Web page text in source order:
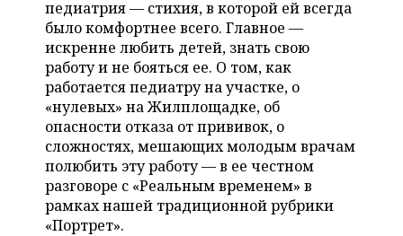
педиатрия — стихия, в которой ей всегда
было комфортнее всего. Главное —
искренне любить детей, знать свою
работу и не бояться ее. О том, как
работается педиатру на участке, о
«нулевых» на Жилплощадке, об
опасности отказа от прививок, о
сложностях, мешающих молодым врачам
полюбить эту работу — в ее честном
разговоре с «Реальным временем» в
рамках нашей традиционной рубрики
«Портрет».